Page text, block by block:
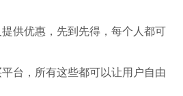
供优惠，先到先得，每个人都可
台，所有这些都可以让用户自由